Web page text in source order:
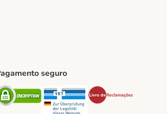
seguro
Security Security